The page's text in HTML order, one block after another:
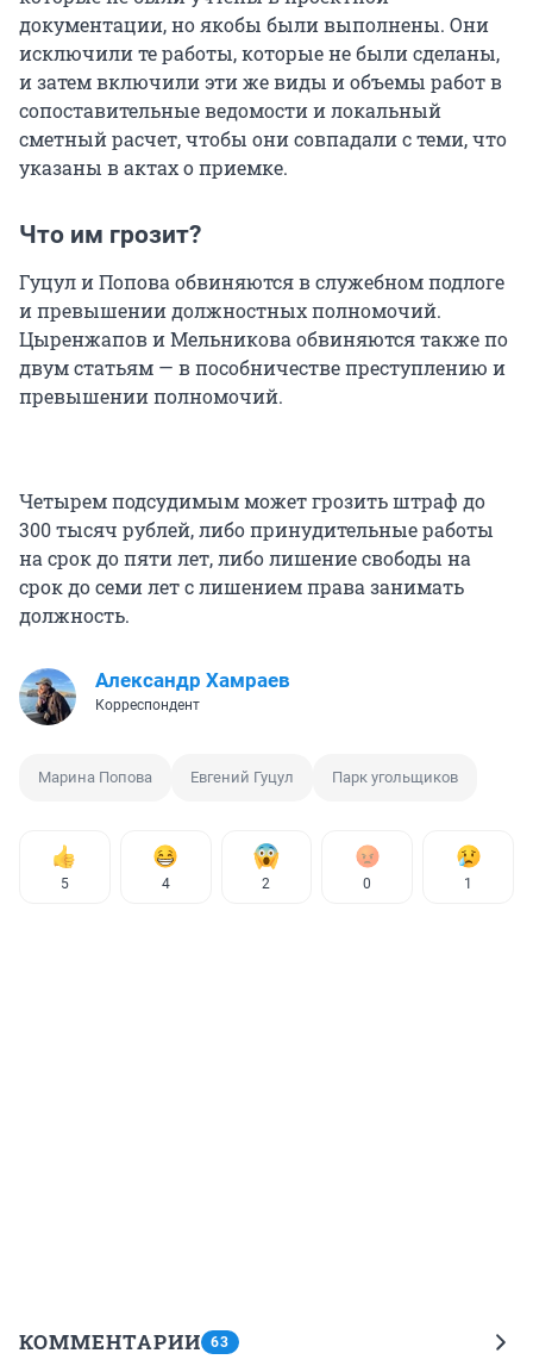
документации, но якобы были выполнены. Они
исключили те работы, которые не были сделаны,
и затем включили эти же виды и объемы работ в
сопоставительные ведомости и локальный
сметный расчет, чтобы они совпадали с теми, что
указаны в актах о приемке.
Что им грозит?
Гуцул и Попова обвиняются в служебном подлоге
и превышении должностных полномочий.
Цыренжапов и Мельникова обвиняются также по
двум статьям — в пособничестве преступлению и
превышении полномочий.
Четырем подсудимым может грозить штраф до
300 тысяч рублей, либо принудительные работы
на срок до пяти лет, либо лишение свободы на
срок до семи лет с лишением права занимать
должность.
Александр Хамраев
Корреспондент
Марина Попова Евгений Гуцул Парк угольщиков
5 4 2 0 1
КОММЕНТАРИИ 63